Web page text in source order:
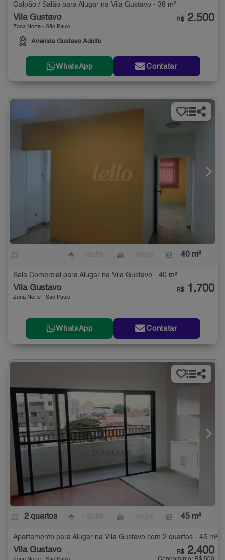
Galpão / Salão para Alugar na Vila Gustavo - 38 m²
Vila Gustavo
Zona Norte - São Paulo
Avenida Gustavo Adolfo
R$ 2.500
WhatsApp Contatar
40 m²
Sala Comercial para Alugar na Vila Gustavo - 40 m²
Vila Gustavo
Zona Norte - São Paulo
R$ 1.700
WhatsApp Contatar
2 quartos 45 m²
Apartamento para Alugar na Vila Gustavo com 2 quartos - 45 m²
Vila Gustavo R$ 2.400